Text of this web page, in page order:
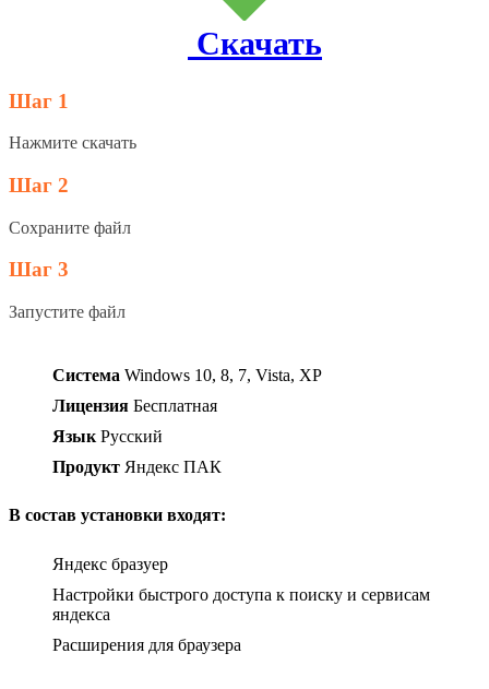
Скачать
Шаг 1
Нажмите скачать
Шаг 2
Сохраните файл
Шаг 3
Запустите файл
Система Windows 10, 8, 7, Vista, XP
Лицензия Бесплатная
Язык Русский
Продукт Яндекс ПАК
В состав установки входят:
Яндекс бразуер
Настройки быстрого доступа к поиску и сервисам
яндекса
Расширения для браузера